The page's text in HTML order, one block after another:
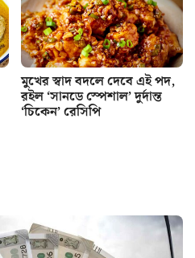
মুখের স্বাদ বদলে দেবে এই পদ,
রইল ‘সানডে স্পেশাল’ দুর্দান্ত
‘চিকেন’ রেসিপি